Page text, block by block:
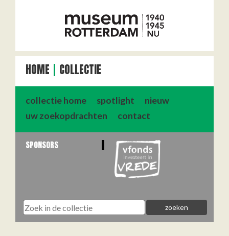
HOME COLLECTIE
collectie home spotlight
nieuw
uw zoekopdrachten
contact
SPONSORS